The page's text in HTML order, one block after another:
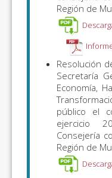
Región de
Resolución
Secretaría
Economía,
público el
ejercicio
Consejería
Región de